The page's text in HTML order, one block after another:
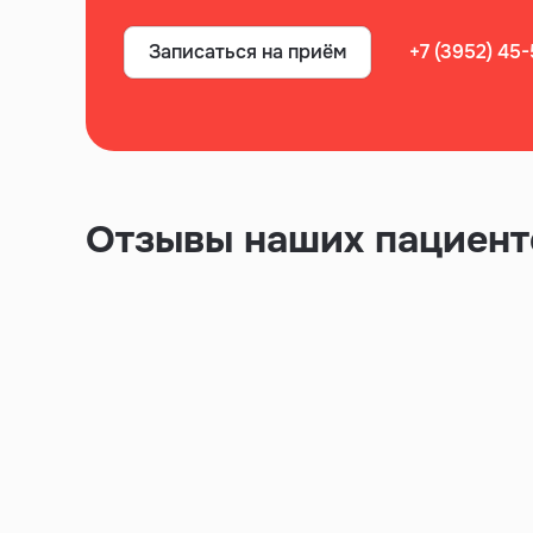
Записаться на приём +7 (3952)
Отзывы наших